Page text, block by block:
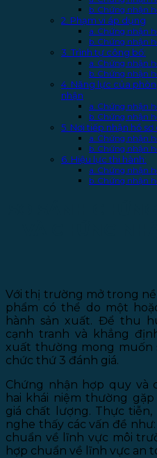
b. Chứng nhận
2. Phạm vi áp dụng
a. Chứng nhận
b. Chứng nhận
3. Trình tự công bố:
a. Chứng nhận
b. Chứng nhận
4. Năng lực của
nhận
a. Chứng nhận
b. Chứng nhận
5. Nơi tiếp nhận hồ
a. Chứng nhận
b. Chứng nhận
6. Hiệu lực thi hành:
a. Chứng nhận
b. Chứng nhận
Với thị trường mở trong
phẩm có thể do một
hành sản xuất. Để thu
cạnh tranh và khẳng
xuất thường mong muốn
chức thứ 3 đánh giá.
Chứng nhận hợp quy và
hai khái niệm thường
giá chất lượng. Thực
nghe thấy các vấn đề
chuẩn về lĩnh vực môi
hợp chuẩn về lĩnh vực an